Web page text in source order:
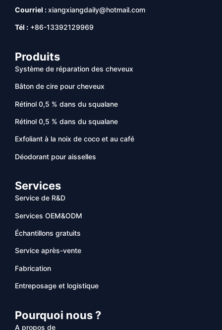
Courriel :xiangxiangdaily@hotmail.com
Tél : +86-13392129969
Produits
Système de réparation des cheveux
Bâton de cire pour cheveux
Rétinol 0,5 % dans du squalane
Rétinol 0,5 % dans du squalane
Exfoliant à la noix de coco et au café
Déodorant pour aisselles
Services
Service de R&D
Services OEM&ODM
Échantillons gratuits
Service après-vente
Fabrication
Entreposage et logistique
Pourquoi nous ?
A propos de